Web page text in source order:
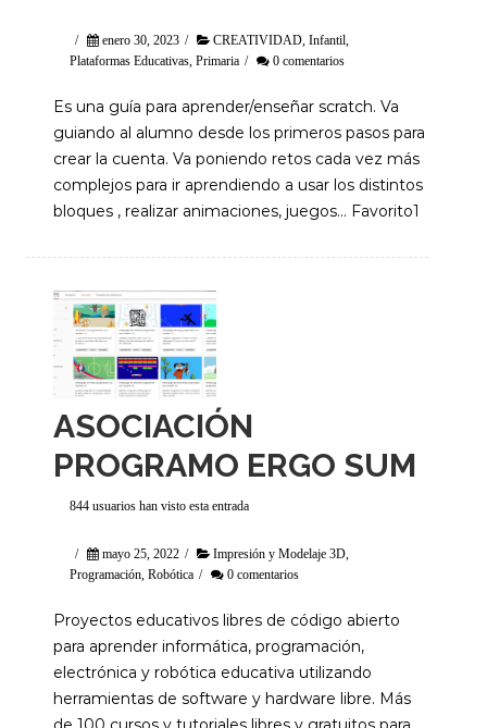
/ enero 30, 2023 / CREATIVIDAD Infantil
Plataformas Educativas Primaria / 0 comentarios
Es una guía para aprender/enseñar scratch. Va
guiando al alumno desde los primeros pasos para
crear la cuenta. Va poniendo retos cada vez más
complejos para ir aprendiendo a usar los distintos
bloques , realizar animaciones, juegos… Favorito1
ASOCIACIÓN
PROGRAMO ERGO SUM
844 usuarios han visto esta entrada
/ mayo 25, 2022 / Impresión y Modelaje 3D
Programación Robótica / 0 comentarios
Proyectos educativos libres de código abierto
para aprender informática, programación,
electrónica y robótica educativa utilizando
herramientas de software y hardware libre. Más